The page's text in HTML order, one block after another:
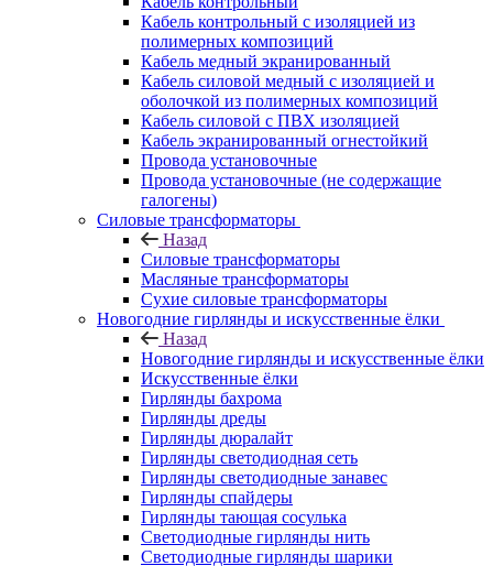
Кабель контрольный с изоляцией из
полимерных композиций
Кабель медный экранированный
Кабель силовой медный с изоляцией и
оболочкой из полимерных композиций
Кабель силовой с ПВХ изоляцией
Кабель экранированный огнестойкий
Провода установочные
Провода установочные (не содержащие
галогены)
Силовые трансформаторы
Назад
Силовые трансформаторы
Масляные трансформаторы
Сухие силовые трансформаторы
Новогодние гирлянды и искусственные ёлки
Назад
Новогодние гирлянды и искусственные ёлки
Искусственные ёлки
Гирлянды бахрома
Гирлянды дреды
Гирлянды дюралайт
Гирлянды светодиодная сеть
Гирлянды светодиодные занавес
Гирлянды спайдеры
Гирлянды тающая сосулька
Светодиодные гирлянды нить
Светодиодные гирлянды шарики